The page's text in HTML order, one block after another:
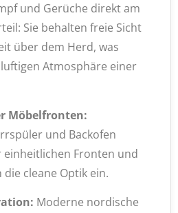
und Gerüche direkt am
Sie behalten freie Sicht
über dem Herd, was
Atmosphäre einer
Möbelfronten:
und Backofen
Fronten und
cleane Optik ein.
Moderne nordische